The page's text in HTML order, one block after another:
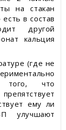
на стакан
в состав
другой
кальция
(где не
того, что
ему ли
улучшают